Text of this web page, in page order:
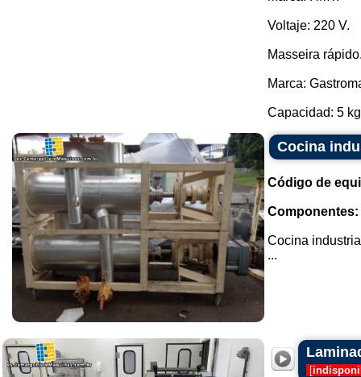
Voltaje: 220 V.
Masseira
Marca:
Capacidad: 5
Cocina
Código de
Componentes:
Cocina
...
[